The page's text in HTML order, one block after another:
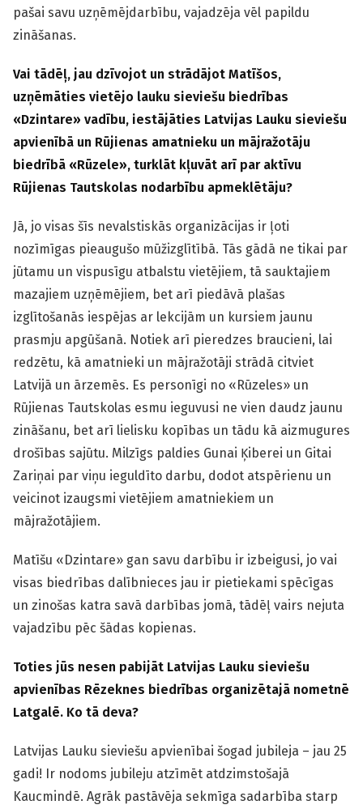
pašai savu uzņēmējdarbību, vajadzēja vēl papildu
zināšanas.
Vai tādēļ, jau dzīvojot un strādājot Matīšos,
uzņēmāties vietējo lauku sieviešu biedrības
«Dzintare» vadību, iestājāties Latvijas Lauku sieviešu
apvienībā un Rūjienas amatnieku un mājražotāju
biedrībā «Rūzele», turklāt kļuvāt arī par aktīvu
Rūjienas Tautskolas nodarbību apmeklētāju?
Jā, jo visas šīs nevalstiskās organizācijas ir ļoti
nozīmīgas pieaugušo mūžizglītībā. Tās gādā ne tikai par
jūtamu un vispusīgu atbalstu vietējiem, tā sauktajiem
mazajiem uzņēmējiem, bet arī piedāvā plašas
izglītošanās iespējas ar lekcijām un kursiem jaunu
prasmju apgūšanā. Notiek arī pieredzes braucieni, lai
redzētu, kā amatnieki un mājražotāji strādā citviet
Latvijā un ārzemēs. Es personīgi no «Rūzeles» un
Rūjienas Tautskolas esmu ieguvusi ne vien daudz jaunu
zināšanu, bet arī lielisku kopības un tādu kā aizmugures
drošības sajūtu. Milzīgs paldies Gunai Ķiberei un Gitai
Zariņai par viņu ieguldīto darbu, dodot atspērienu un
veicinot izaugsmi vietējiem amatniekiem un
mājražotājiem.
Matīšu «Dzintare» gan savu darbību ir izbeigusi, jo vai
visas biedrības dalībnieces jau ir pietiekami spēcīgas
un zinošas katra savā darbības jomā, tādēļ vairs nejuta
vajadzību pēc šādas kopienas.
Toties jūs nesen pabijāt Latvijas Lauku sieviešu
apvienības Rēzeknes biedrības organizētajā nometnē
Latgalē. Ko tā deva?
Latvijas Lauku sieviešu apvienībai šogad jubileja – jau 25
gadi! Ir nodoms jubileju atzīmēt atdzimstošajā
Kaucmindē. Agrāk pastāvēja sekmīga sadarbība starp